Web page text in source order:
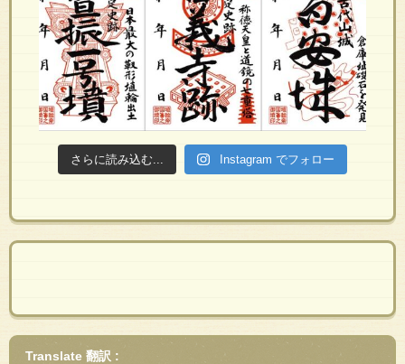
さらに読み込む... Instagram でフォロー
Translate 翻訳 :